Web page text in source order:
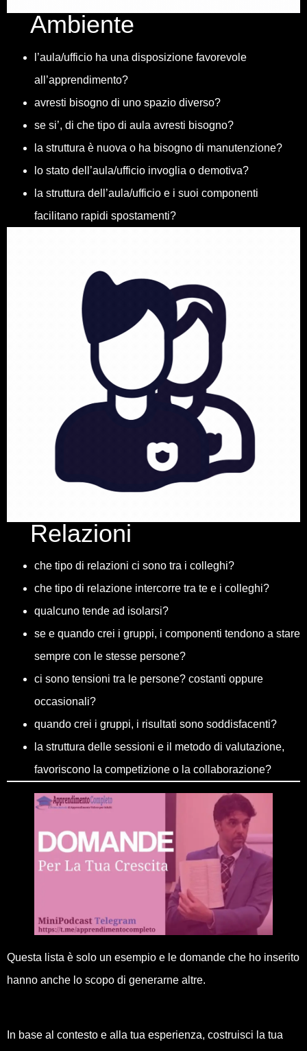
Ambiente
l’aula/ufficio ha una disposizione favorevole
all’apprendimento?
avresti bisogno di uno spazio diverso?
se si’, di che tipo di aula avresti bisogno?
la struttura è nuova o ha bisogno di manutenzione?
lo stato dell’aula/ufficio invoglia o demotiva?
la struttura dell’aula/ufficio e i suoi componenti
facilitano rapidi spostamenti?
Relazioni
che tipo di relazioni ci sono tra i colleghi?
che tipo di relazione intercorre tra te e i colleghi?
qualcuno tende ad isolarsi?
se e quando crei i gruppi, i componenti tendono a stare
sempre con le stesse persone?
ci sono tensioni tra le persone? costanti oppure
occasionali?
quando crei i gruppi, i risultati sono soddisfacenti?
la struttura delle sessioni e il metodo di valutazione,
favoriscono la competizione o la collaborazione?
Questa lista è solo un esempio e le domande che ho inserito
hanno anche lo scopo di generarne altre.
In base al contesto e alla tua esperienza, costruisci la tua